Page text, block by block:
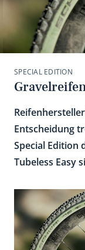
SPECIAL EDITION
Entscheidung
Special Edition
Tubeless Easy